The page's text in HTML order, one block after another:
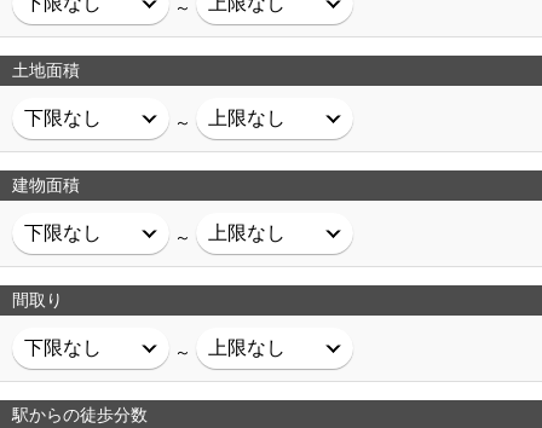
～
土地面積
～
建物面積
～
間取り
～
駅からの徒歩分数